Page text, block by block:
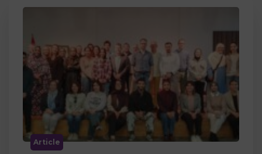
Article